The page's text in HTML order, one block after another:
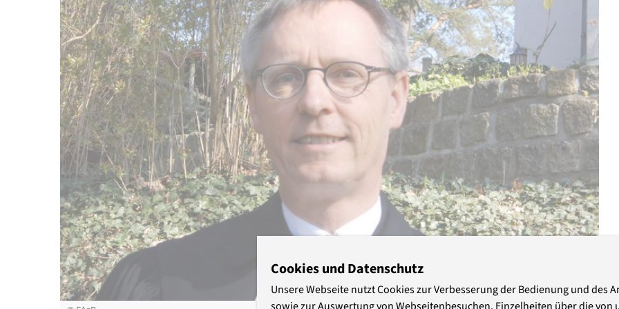
Cookies und Datenschutz
Unsere Webseite nutzt Cookies zur Verbesserung der Bedienung und des